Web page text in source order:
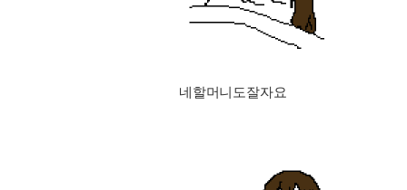
네할머니도잘자요